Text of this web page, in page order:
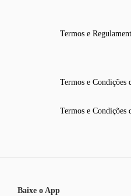
Termos e
Termos e Condições
Termos e Condições
Baixe o App